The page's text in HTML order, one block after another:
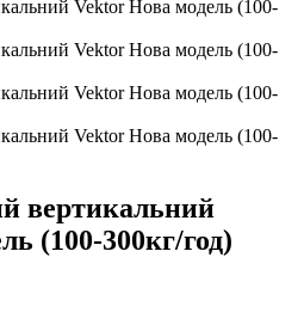
вертикальний
(100-300кг/год)